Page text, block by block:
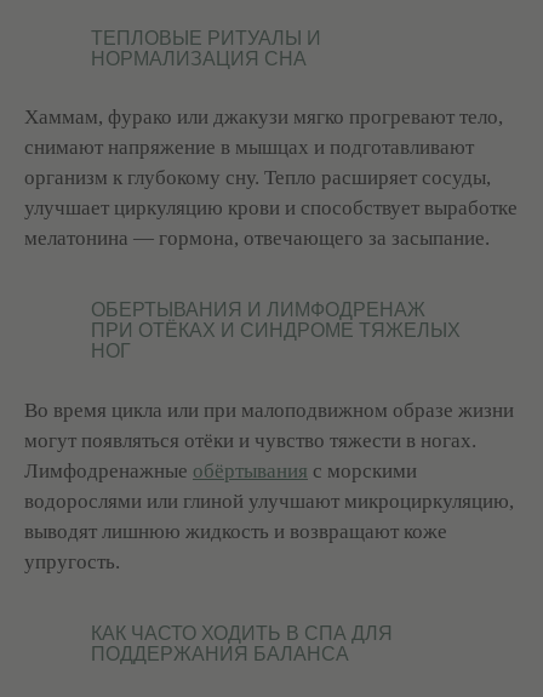
ТЕПЛОВЫЕ РИТУАЛЫ И
НОРМАЛИЗАЦИЯ СНА
Хаммам, фурако или джакузи мягко прогревают тело,
снимают напряжение в мышцах и подготавливают
организм к глубокому сну. Тепло расширяет сосуды,
улучшает циркуляцию крови и способствует выработке
мелатонина — гормона, отвечающего за засыпание.
ОБЕРТЫВАНИЯ И ЛИМФОДРЕНАЖ
ПРИ ОТЁКАХ И СИНДРОМЕ ТЯЖЕЛЫХ
НОГ
Во время цикла или при малоподвижном образе жизни
могут появляться отёки и чувство тяжести в ногах.
Лимфодренажные обёртывания с морскими
водорослями или глиной улучшают микроциркуляцию,
выводят лишнюю жидкость и возвращают коже
упругость.
КАК ЧАСТО ХОДИТЬ В СПА ДЛЯ
ПОДДЕРЖАНИЯ БАЛАНСА
СПА-ПРОГРАММЫ
СПА-девичник
СПА-программы для женщин
СПА-программы для мужчин
Семейные СПА-программы
СПА-пакеты
+7 (495) 120-23-81
Летние СПА-программы
МАССАЖИ
Массажи
Фирменные массажи
Массажи лица